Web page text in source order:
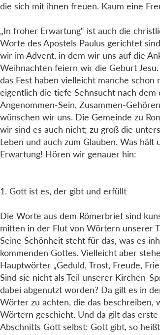
die sich mit ihnen freuen. Kaum eine
„In froher Erwartung“ ist auch die
Worte des Apostels Paulus gerichtet
wir im Advent, in dem wir uns auf die
Weihnachten feiern wir die Geburt
das Fest haben vielleicht manche
eigentlich die tiefe Sehnsucht nach dem
Angenommen-Sein, Zusammen-
wünschen wir uns. Die Gemeinde zu
wir sind es auch nicht; zu groß die
Leben und auch zum Glauben. Was hält
Erwartung! Hören wir genauer hin:
1. Gott ist es, der gibt und erfüllt
Die Worte aus dem Römerbrief sind
mitten in der Flut von Wörtern unserer
Seine Schönheit steht für das, was es
kommenden Gottes. Vielleicht aber
Hauptwörter „Geduld, Trost, Freude,
Sind sie nicht als Teil unserer Kirchen-
dabei abgenutzt worden? Da gilt es in
Wörter zu achten, die das beschreiben,
Wörtern geschieht. Und da gilt das
Abschnitts Gott selbst: Gott gibt, so